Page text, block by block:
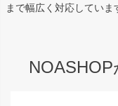
まで幅広く対応していま